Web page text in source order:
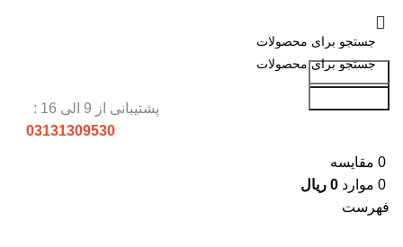
جست و جو
پشتیبانی از 9 الی 16 :
03131309530
0 مقایسه
0 موارد 0 ریال
فهرست